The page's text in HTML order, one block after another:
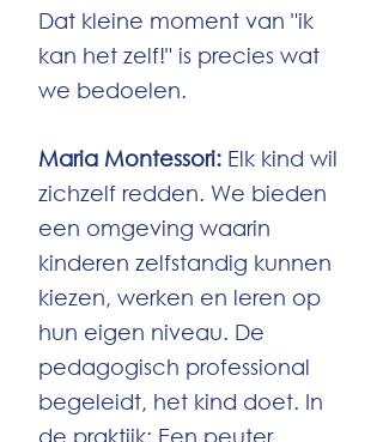
Dat kleine moment van "ik
kan het zelf!" is precies wat
we bedoelen.
Maria Montessori: Elk kind wil
zichzelf redden. We bieden
een omgeving waarin
kinderen zelfstandig kunnen
kiezen, werken en leren op
hun eigen niveau. De
pedagogisch professional
begeleidt, het kind doet. In
de praktijk: Een peuter